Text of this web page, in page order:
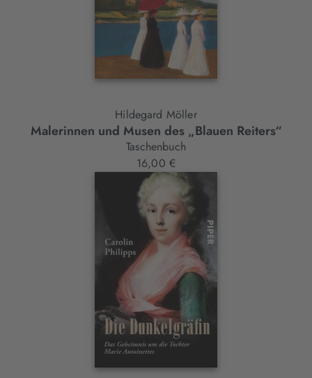
Hildegard Möller
Malerinnen und Musen des „Blauen Reiters“
Taschenbuch
16,00 €